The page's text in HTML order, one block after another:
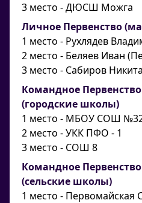
3 место - ДЮСШ Можга
Личное Первенство
1 место - Рухлядев
2 место - Беляев Иван
3 место - Сабиров
Командное
(городские школы)
1 место - МБОУ СОШ
2 место - УКК ПФО - 1
3 место - СОШ 8
Командное
(сельские школы)
1 место -